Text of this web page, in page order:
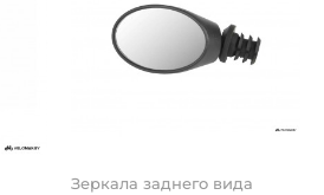
Зеркала заднего вида